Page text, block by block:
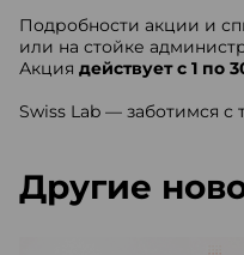
Подробности акции и
или на стойке
Акция действует с 1 по
Swiss Lab — заботимся с
Другие